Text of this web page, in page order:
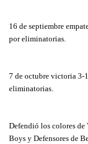
16 de septiembre
por eliminatorias.
7 de octubre victoria 3-
eliminatorias.
Defendió los colores de
Boys y Defensores de